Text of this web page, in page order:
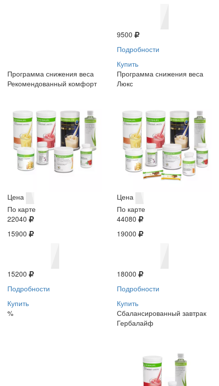
9500
Подробности
Купить
Программа снижения веса
Рекомендованный комфорт
Цена
По карте
22040
15900
15200
Подробности
Купить
%
Программа снижения веса
Люкс
Цена
По карте
44080
19000
18000
Подробности
Купить
Сбалансированный завтрак
Гербалайф